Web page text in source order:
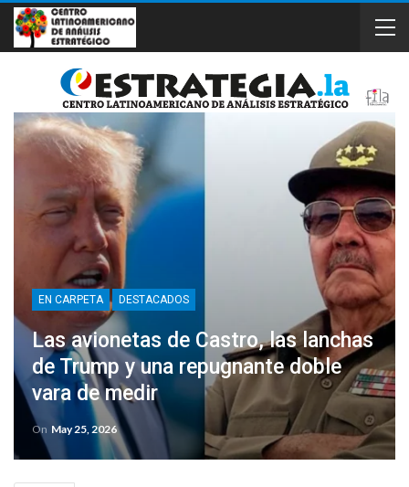
EN CARPETA DESTACADOS
Las avionetas de Castro, las lanchas
de Trump y una repugnante doble
vara de medir
On May 25, 2026